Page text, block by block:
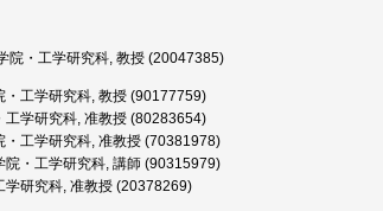
院・工学研究科, 教授 (20047385)
・工学研究科, 教授 (90177759)
工学研究科, 准教授 (80283654)
・工学研究科, 准教授 (70381978)
院・工学研究科, 講師 (90315979)
学研究科, 准教授 (20378269)